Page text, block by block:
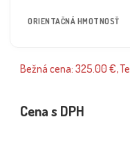
ORIENTAČNÁ HMOTNOSŤ
Bežná cena: 325.00 €,
Cena s DPH